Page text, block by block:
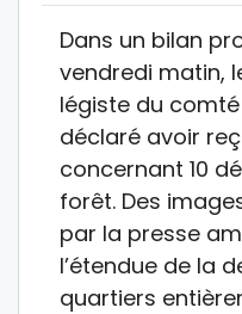
Dans un bilan
vendredi matin,
légiste du
déclaré avoir
concernant 10
forêt. Des
par la presse
l’étendue de la
quartiers